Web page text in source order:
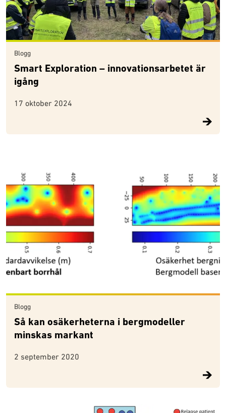
Blogg
Smart Exploration – innovationsarbetet är
igång
17 oktober 2024
Blogg
Så kan osäkerheterna i bergmodeller
minskas markant
2 september 2020